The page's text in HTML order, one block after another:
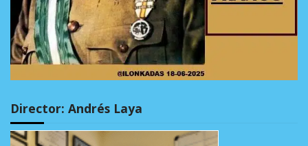
Director: Andrés Laya